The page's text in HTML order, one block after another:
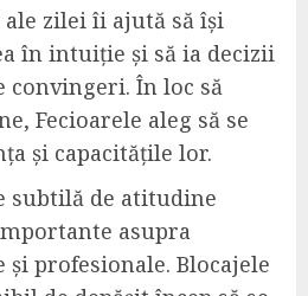
zilei îi ajută să își
în intuiție și să ia decizii
convingeri. În loc să
Fecioarele aleg să se
și capacitățile lor.
subtilă de atitudine
asupra
profesionale. Blocajele